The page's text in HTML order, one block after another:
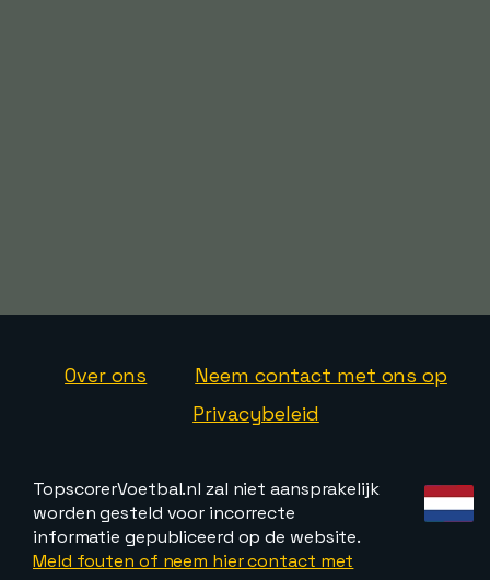
Over ons
Neem contact met ons op
Privacybeleid
TopscorerVoetbal.nl zal niet aansprakelijk
worden gesteld voor incorrecte
informatie gepubliceerd op de website.
Meld fouten of neem hier contact met